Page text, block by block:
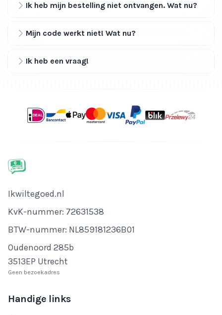
Ik heb mijn bestelling niet ontvangen. Wat nu?
Mijn code werkt niet! Wat nu?
Ik heb een vraag!
Bedrijfsnaam
Ikwiltegoed.nl
KvK-nummer
KvK-nummer: 72631538
BTW-nummer
BTW-nummer: NL859181236B01
Adres
Oudenoord 285b
3513EP Utrecht
Geen bezoekadres
Handige links